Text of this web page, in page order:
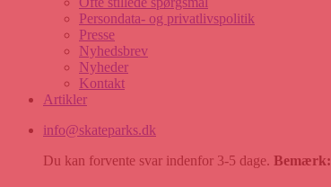
Persondata- og privatlivspolitik
Presse
Nyhedsbrev
Nyheder
Kontakt
Artikler
info@skateparks.dk
Du kan forvente svar indenfor 3-5 dage. Bemærk: